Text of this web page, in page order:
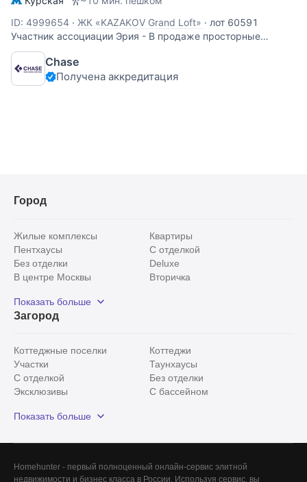
ID: 4999654 · ЖК «KAZAKOV Grand Loft» · лот 60591
Участник ассоциации Эрия - В продаже просторные
апартаменты, с узаконенной антресолью. Апартамент
разделен на 2е полноценные студии, каждая имеет свою
кухню - гостиную, оборудованный санузел и спальню зону
Chase
Получена аккредитация
Город
Жилые комплексы
Квартиры
Пентхаусы
С отделкой
Без отделки
Deluxe
В центре Москвы
Вторичка
Рядом с парком
С панорамными окнами
Показать больше
Загород
Коттеджные поселки
Коттеджи
Участки
Таунхаусы
С отделкой
Без отделки
Эксклюзивы
С бассейном
Красногорский район
Показать больше
Homehunter - первый полноценный онлайн-сервис элитной
недвижимости и бизнес класса в России. Используя сервис, вы
Вчера